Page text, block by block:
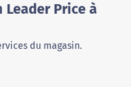
Leader Price à
du magasin.